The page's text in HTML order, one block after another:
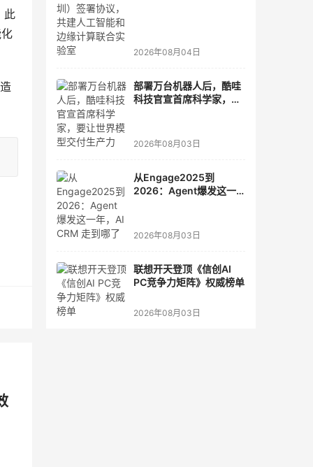
此
2026年08月04日
部署万台机器人后，酷哇
科技官宣首席科学家，要
2026年08月03日
从Engage2025到
2026：Agent爆发这一
2026年08月03日
联想开天登顶《信创AI
PC竞争力矩阵》权威榜单
2026年08月03日